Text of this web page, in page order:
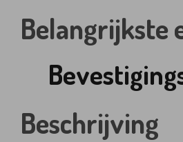
Belangrijkste
Beschrijving